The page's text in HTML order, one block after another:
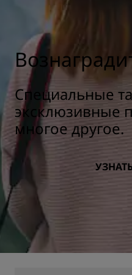
Специальные
эксклюзивные
многое другое.